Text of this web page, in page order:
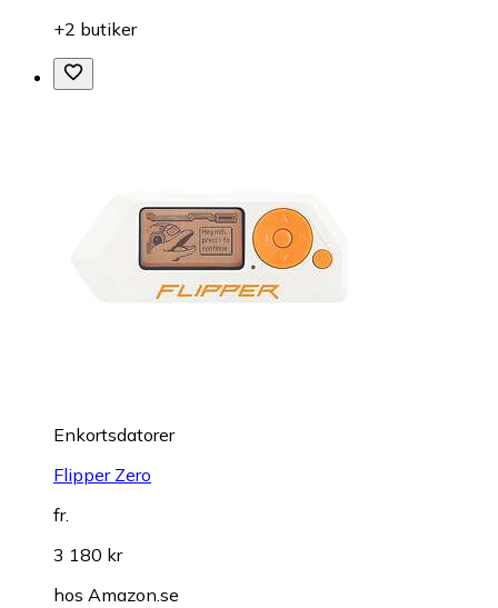
+2 butiker
Enkortsdatorer
Flipper Zero
fr.
3 180 kr
hos Amazon.se